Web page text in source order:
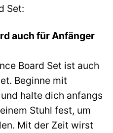
Set:
auch für Anfänger
Board Set ist auch
Beginne mit
halte dich anfangs
Stuhl fest, um
Mit der Zeit wirst